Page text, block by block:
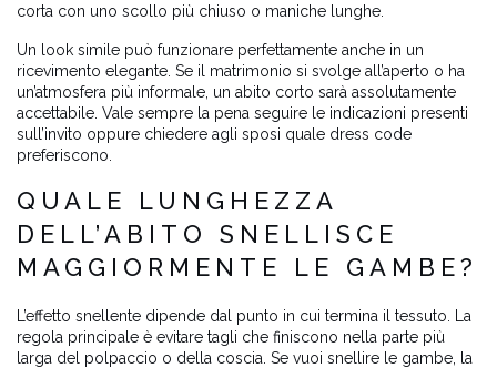
corta con uno scollo più chiuso o maniche lunghe.
Un look simile può funzionare perfettamente anche in un
ricevimento elegante. Se il matrimonio si svolge all’aperto o ha
un’atmosfera più informale, un abito corto sarà assolutamente
accettabile. Vale sempre la pena seguire le indicazioni presenti
sull’invito oppure chiedere agli sposi quale dress code
preferiscono.
QUALE LUNGHEZZA
DELL’ABITO SNELLISCE
MAGGIORMENTE LE GAMBE?
L’effetto snellente dipende dal punto in cui termina il tessuto. La
regola principale è evitare tagli che finiscono nella parte più
larga del polpaccio o della coscia. Se vuoi snellire le gambe, la